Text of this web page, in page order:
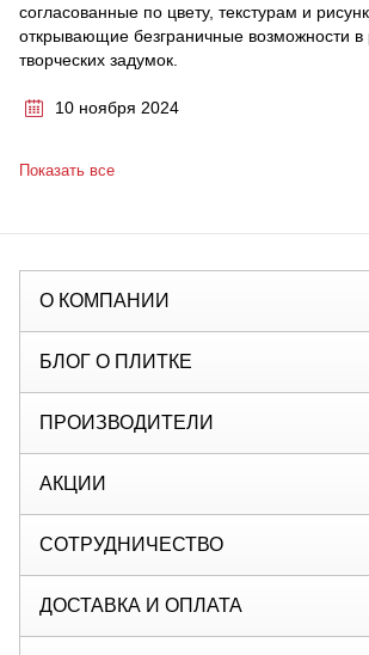
согласованные по цвету, текстурам и
открывающие безграничные возможности в
творческих задумок.
10 ноября 2024
Показать все
О КОМПАНИИ
БЛОГ О ПЛИТКЕ
ПРОИЗВОДИТЕЛИ
АКЦИИ
СОТРУДНИЧЕСТВО
ДОСТАВКА И ОПЛАТА